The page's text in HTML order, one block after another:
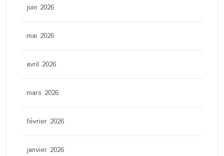
juin 2026
mai 2026
avril 2026
mars 2026
février 2026
janvier 2026